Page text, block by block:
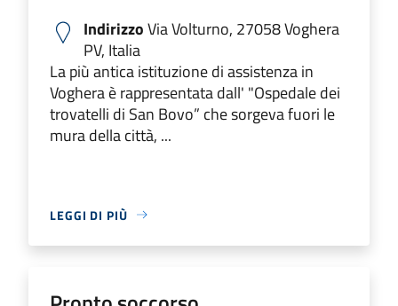
IndirizzoVia Volturno, 27058 Voghera
PV, Italia
La più antica istituzione di assistenza in
Voghera è rappresentata dall' "Ospedale dei
trovatelli di San Bovo” che sorgeva fuori le
mura della città, ...
LEGGI DI PIÙ